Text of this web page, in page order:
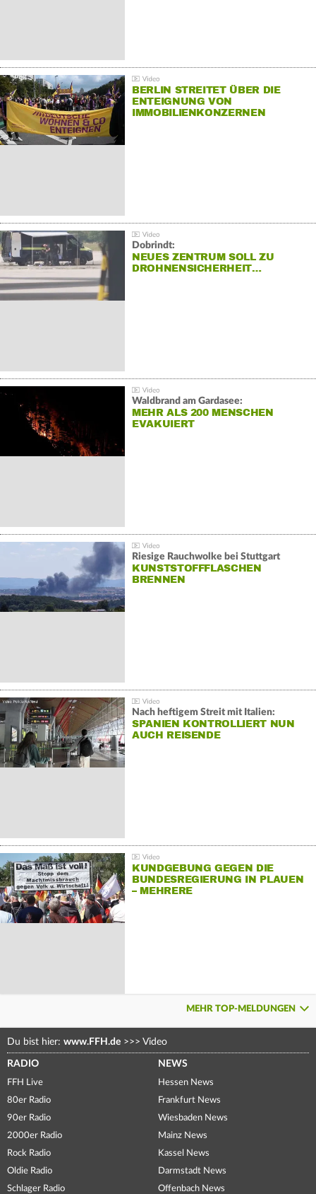
BERLIN STREITET ÜBER DIE
ENTEIGNUNG VON
IMMOBILIENKONZERNEN
Dobrindt:
NEUES ZENTRUM SOLL ZU
DROHNENSICHERHEIT…
Waldbrand am Gardasee:
MEHR ALS 200 MENSCHEN
EVAKUIERT
Riesige Rauchwolke bei Stuttgart
KUNSTSTOFFFLASCHEN
BRENNEN
Nach heftigem Streit mit Italien:
SPANIEN KONTROLLIERT NUN
AUCH REISENDE
KUNDGEBUNG GEGEN DIE
BUNDESREGIERUNG IN PLAUEN
– MEHRERE
MEHR TOP-MELDUNGEN
Du bist hier: www.FFH.de >>> Video
RADIO
FFH Live
80er Radio
90er Radio
2000er Radio
Rock Radio
Oldie Radio
Schlager Radio
NEWS
Hessen News
Frankfurt News
Wiesbaden News
Mainz News
Kassel News
Darmstadt News
Offenbach News